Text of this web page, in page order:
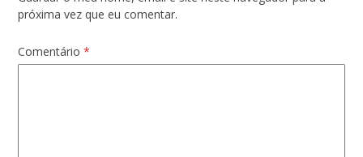
próxima vez que eu comentar.
Comentário*